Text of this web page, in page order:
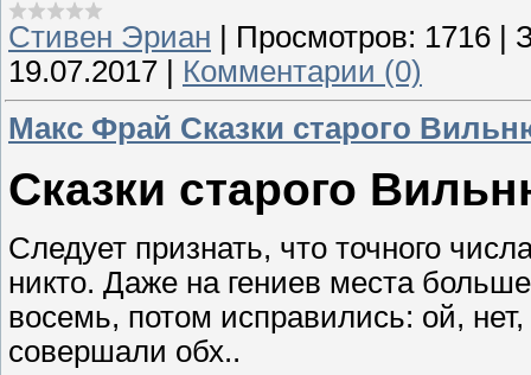
Стивен Эриан
Просмотров: 1716
19.07.2017
Комментарии (0)
Макс Фрай Сказки старого
Сказки старого
Следует признать, что точного
никто. Даже на гениев места
восемь, потом исправились: ой,
совершали обх..